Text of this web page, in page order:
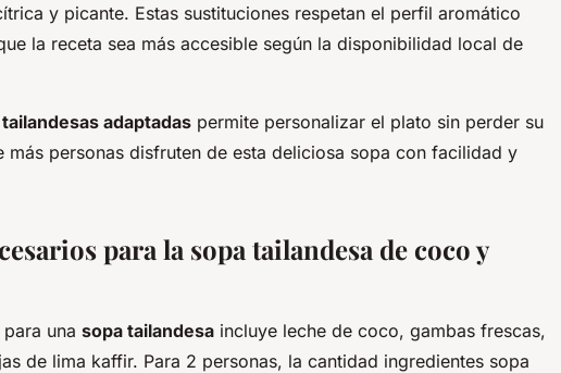
y picante. Estas sustituciones respetan el perfil aromático
la receta sea más accesible según la disponibilidad local de
adaptadas permite personalizar el plato sin perder su
más personas disfruten de esta deliciosa sopa con facilidad y
para la sopa tailandesa de coco y
una sopa tailandesa incluye leche de coco, gambas frescas,
de lima kaffir. Para 2 personas, la cantidad ingredientes sopa